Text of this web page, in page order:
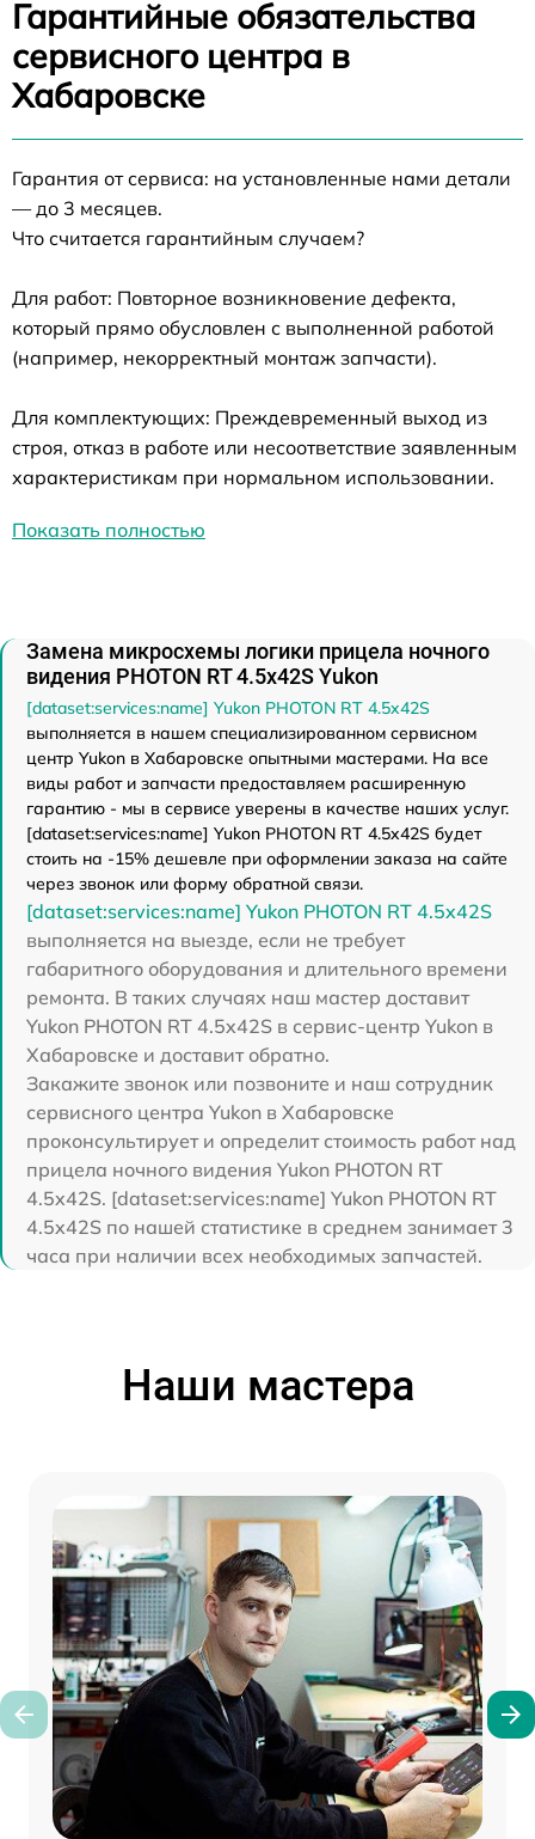
Гарантийные обязательства
сервисного центра в
Хабаровске
Гарантия от сервиса: на установленные нами детали
— до 3 месяцев.
Что считается гарантийным случаем?
Для работ: Повторное возникновение дефекта,
который прямо обусловлен с выполненной работой
(например, некорректный монтаж запчасти).
Для комплектующих: Преждевременный выход из
строя, отказ в работе или несоответствие заявленным
характеристикам при нормальном использовании.
Показать полностью
Замена микросхемы логики прицела ночного
видения PHOTON RT 4.5x42S Yukon
[dataset:services:name] Yukon PHOTON RT 4.5x42S
выполняется в нашем специализированном сервисном
центр Yukon в Хабаровске опытными мастерами. На все
виды работ и запчасти предоставляем расширенную
гарантию - мы в сервисе уверены в качестве наших услуг.
[dataset:services:name] Yukon PHOTON RT 4.5x42S будет
стоить на -15% дешевле при оформлении заказа на сайте
через звонок или форму обратной связи.
[dataset:services:name] Yukon PHOTON RT 4.5x42S
выполняется на выезде, если не требует
габаритного оборудования и длительного времени
ремонта. В таких случаях наш мастер доставит
Yukon PHOTON RT 4.5x42S в сервис-центр Yukon в
Хабаровске и доставит обратно.
Закажите звонок или позвоните и наш сотрудник
сервисного центра Yukon в Хабаровске
проконсультирует и определит стоимость работ над
прицела ночного видения Yukon PHOTON RT
4.5x42S. [dataset:services:name] Yukon PHOTON RT
4.5x42S по нашей статистике в среднем занимает 3
часа при наличии всех необходимых запчастей.
Наши мастера